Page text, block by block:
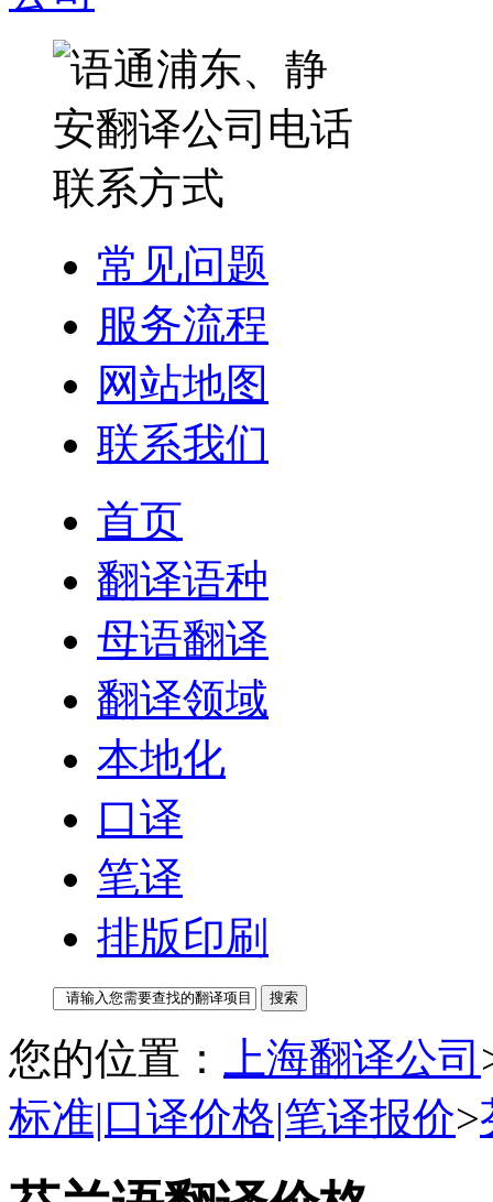
常见问题
服务流程
网站地图
联系我们
首页
翻译语种
母语翻译
翻译领域
本地化
口译
笔译
排版印刷
您的位置： 上海翻译公司
标准|口译价格|笔译报价>